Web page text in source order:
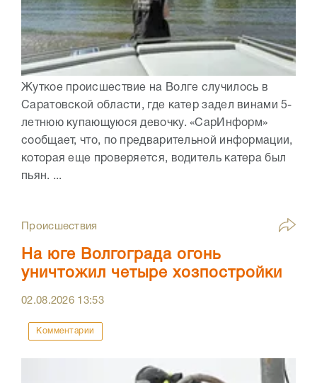
Жуткое происшествие на Волге случилось в
Саратовской области, где катер задел винами 5-
летнюю купающуюся девочку. «СарИнформ»
сообщает, что, по предварительной информации,
которая еще проверяется, водитель катера был
пьян. ...
Происшествия
На юге Волгограда огонь
уничтожил четыре хозпостройки
02.08.2026 13:53
Комментарии